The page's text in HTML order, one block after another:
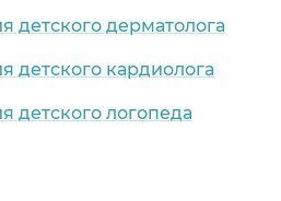
детского дерматолога
детского кардиолога
детского логопеда